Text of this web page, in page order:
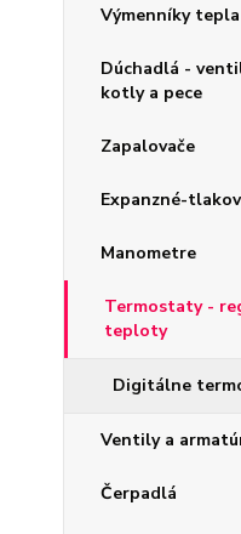
Výmenníky tepla
Dúchadlá -
kotly a pece
Zapalovače
Expanzné-
Manometre
Termostaty -
teploty
Digitálne
Ventily a
Čerpadlá